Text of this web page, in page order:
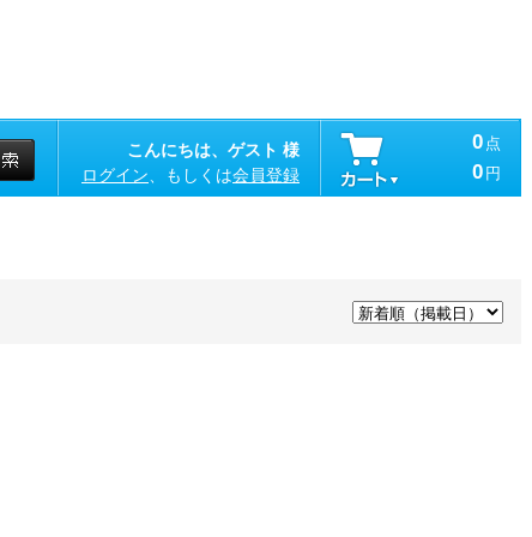
こんにちは、ゲスト 様
ログイン 、もしくは会員登録
0 点
0 円